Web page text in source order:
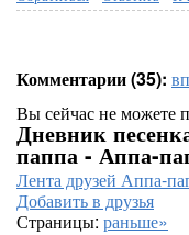
Комментарии (35):
Вы сейчас не можете
Дневник
паппа - Аппа-
Лента друзей Аппа-
Добавить в друзья
Страницы: раньше»